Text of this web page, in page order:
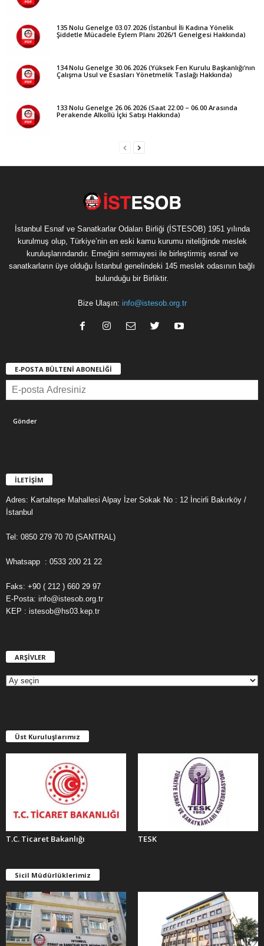
135 Nolu Genelge 03.07.2026 (İstanbul İli Kadına Yönelik
Şiddetle Mücadele Eylem Planı 2026/1 Genelgesi Hakkında)
134 Nolu Genelge 30.06.2026 (Yüksek Fen Kurulu Başkanlığı’nın
Çalışma Usul ve Esasları Yönetmelik Taslağı Hakkında)
133 Nolu Genelge 26.06.2026 (Saat 22.00 – 06.00 Arasında
Perakende Alkollü İçki Satışı Hakkında)
İstanbul Esnaf ve Sanatkarlar Odaları Birliği (İSTESOB) 1951 yılında
kurulmuş olup, Türkiye’nin en eski kamu kurumu niteliğinde meslek
kuruluşlarındandır. Emeğini sermayesi ile birleştirmiş esnaf ve
sanatkarların üye olduğu İstanbul genelindeki 145 meslek odasının bağlı
bulunduğu bir Birliktir.
Bize Ulaşın: info@istesob.org.tr
E-POSTA BÜLTENİ ABONELİĞİ
İLETİŞİM
Adres: Kartaltepe Mahallesi Alpay İzer Sokak No : 12 İncirli Bakırköy /
İstanbul
Tel: 0850 279 70 70 (SANTRAL)
Whatsapp : 0533 200 21 22
Faks: +90 ( 212 ) 660 29 97
E-Posta: info@istesob.org.tr
KEP : istesob@hs03.kep.tr
ARŞİVLER
E
R
Üst Kuruluşlarımız
T.C. Ticaret Bakanlığı TESK
Sicil Müdürlüklerimiz